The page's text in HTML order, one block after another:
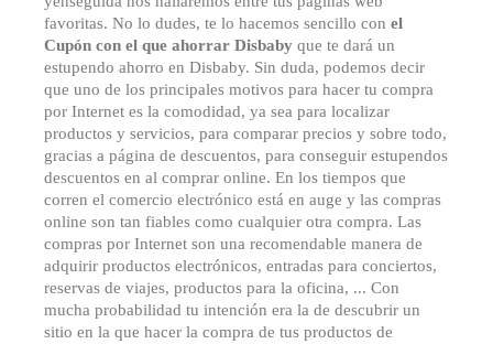
favoritas. No lo dudes, te lo hacemos sencillo con el
Cupón con el que ahorrar Disbaby que te dará un
estupendo ahorro en Disbaby. Sin duda, podemos decir
que uno de los principales motivos para hacer tu compra
por Internet es la comodidad, ya sea para localizar
productos y servicios, para comparar precios y sobre todo,
gracias a página de descuentos, para conseguir estupendos
descuentos en al comprar online. En los tiempos que
corren el comercio electrónico está en auge y las compras
online son tan fiables como cualquier otra compra. Las
compras por Internet son una recomendable manera de
adquirir productos electrónicos, entradas para conciertos,
reservas de viajes, productos para la oficina, ... Con
mucha probabilidad tu intención era la de descubrir un
sitio en la que hacer la compra de tus productos de